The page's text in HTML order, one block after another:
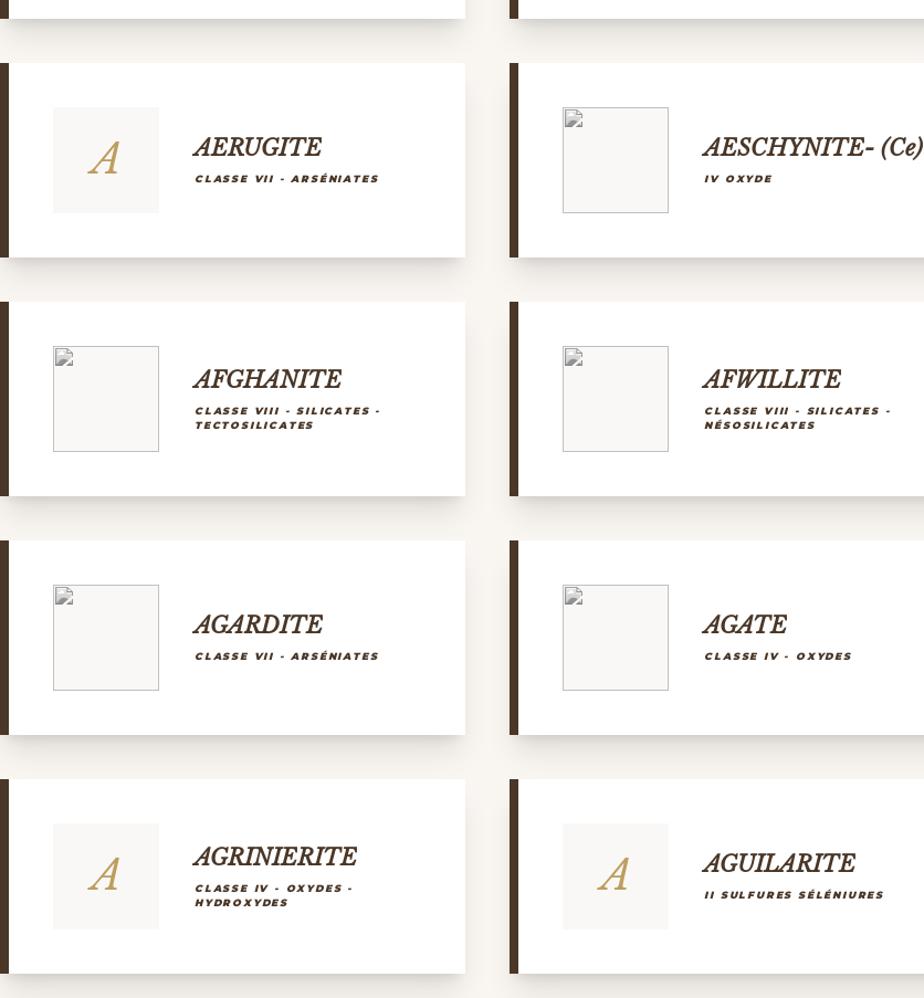
A AERUGITE
CLASSE VII - ARSÉNIATES
AESCHYNITE- (Ce)
IV OXYDE
AFGHANITE
CLASSE VIII - SILICATES -
TECTOSILICATES
AFWILLITE
CLASSE VIII - SILICATES -
NÉSOSILICATES
AGARDITE
CLASSE VII - ARSÉNIATES
AGATE
CLASSE IV - OXYDES
A AGRINIERITE
CLASSE IV - OXYDES -
HYDROXYDES
A AGUILARITE
II SULFURES SÉLÉNIURES